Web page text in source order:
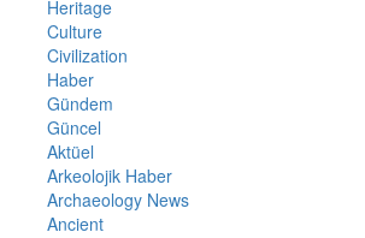
Heritage
Culture
Civilization
Haber
Gündem
Güncel
Aktüel
Arkeolojik Haber
Archaeology News
Ancient